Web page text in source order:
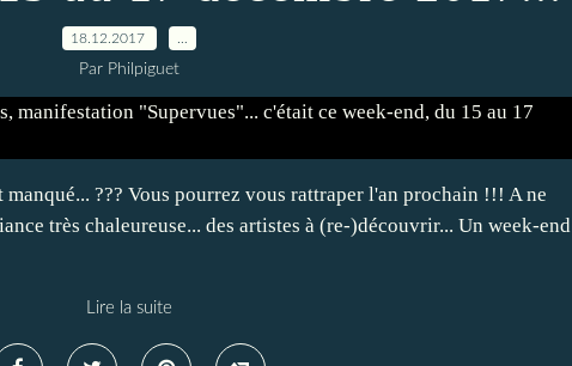
18.12.2017
Par Philpiguet
manqué... ??? Vous pourrez vous rattraper l'an prochain !!! A ne
très chaleureuse... des artistes à (re-)découvrir... Un week-end
Lire la suite